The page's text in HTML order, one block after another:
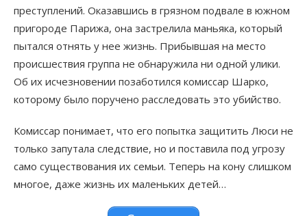
преступлений. Оказавшись в грязном подвале в южном
пригороде Парижа, она застрелила маньяка, который
пытался отнять у нее жизнь. Прибывшая на место
происшествия группа не обнаружила ни одной улики.
Об их исчезновении позаботился комиссар Шарко,
которому было поручено расследовать это убийство.
Комиссар понимает, что его попытка защитить Люси не
только запутала следствие, но и поставила под угрозу
само существования их семьи. Теперь на кону слишком
многое, даже жизнь их маленьких детей…